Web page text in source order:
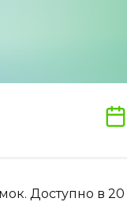
Доступно в 20